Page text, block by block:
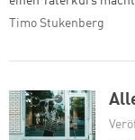
Timo Stukenberg